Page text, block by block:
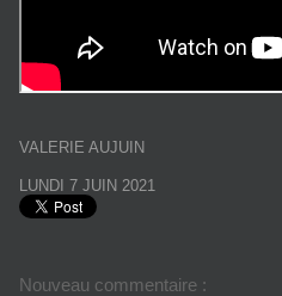
VALERIE AUJUIN
LUNDI 7 JUIN 2021
Nouveau commentaire :